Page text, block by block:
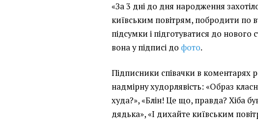
«За 3 дні до дня народження
київським повітрям, побродити по
підсумки і підготуватися до нового
вона у підписі до фото.
Підписники співачки в коментарях
надмірну худорлявість: «Образ
худа?», «Блін! Це що, правда? Хіба
дядька», «І дихайте київським